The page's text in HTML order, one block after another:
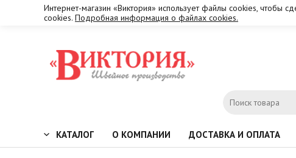
Интернет-магазин «Виктория» использует файлы cookies, чтобы
cookies. Подробная информация о файлах cookies.
КАТАЛОГ О КОМПАНИИ ДОСТАВКА И ОПЛАТА